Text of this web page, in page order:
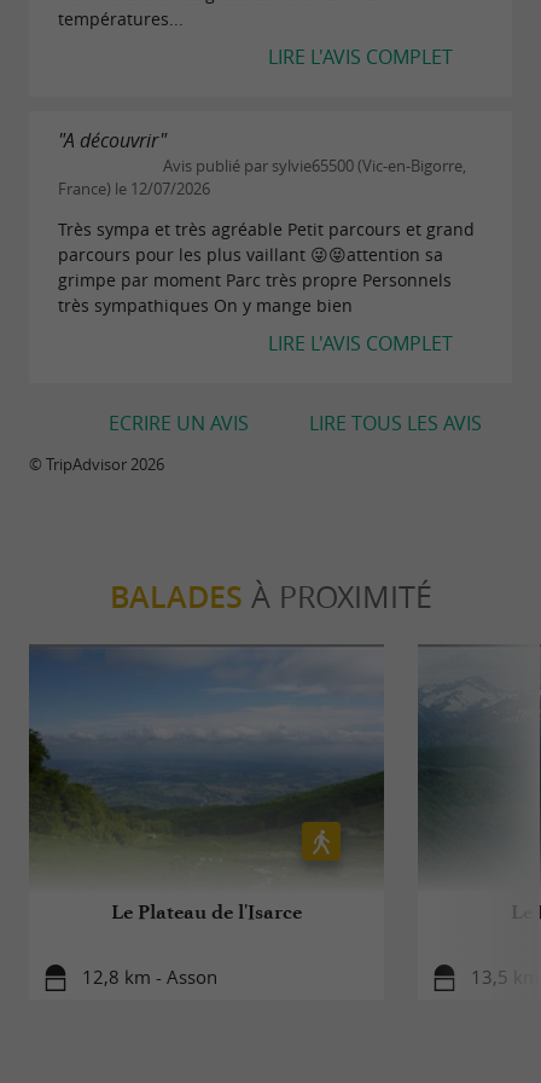
températures...
LIRE L'AVIS COMPLET
"A découvrir"
Avis publié par sylvie65500 (Vic-en-Bigorre,
France) le 12/07/2026
Très sympa et très agréable Petit parcours et grand
parcours pour les plus vaillant 😜😝attention sa
grimpe par moment Parc très propre Personnels
très sympathiques On y mange bien
LIRE L'AVIS COMPLET
LIRE TOUS LES AVIS
ECRIRE UN AVIS
© TripAdvisor 2026
BALADES À PROXIMITÉ
Le Plateau de l'Isarce
12,8 km - Asson
Le
13,5